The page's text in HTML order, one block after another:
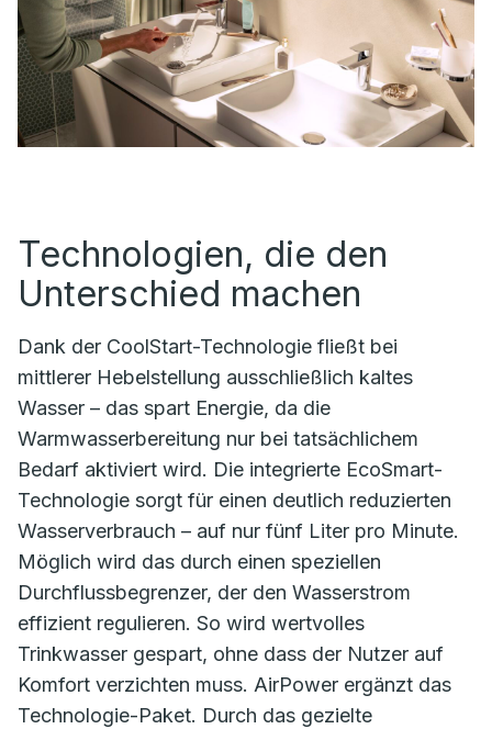
Technologien, die den
Unterschied machen
Dank der CoolStart-Technologie fließt bei
mittlerer Hebelstellung ausschließlich kaltes
Wasser – das spart Energie, da die
Warmwasserbereitung nur bei tatsächlichem
Bedarf aktiviert wird. Die integrierte EcoSmart-
Technologie sorgt für einen deutlich reduzierten
Wasserverbrauch – auf nur fünf Liter pro Minute.
Möglich wird das durch einen speziellen
Durchflussbegrenzer, der den Wasserstrom
effizient regulieren. So wird wertvolles
Trinkwasser gespart, ohne dass der Nutzer auf
Komfort verzichten muss. AirPower ergänzt das
Technologie-Paket. Durch das gezielte